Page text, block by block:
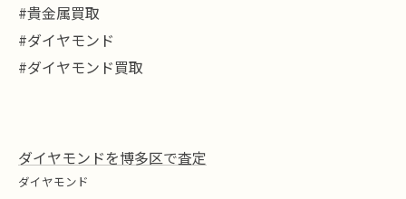
#貴金属買取
#ダイヤモンド
#ダイヤモンド買取
ダイヤモンドを博多区で査定
ダイヤモンド